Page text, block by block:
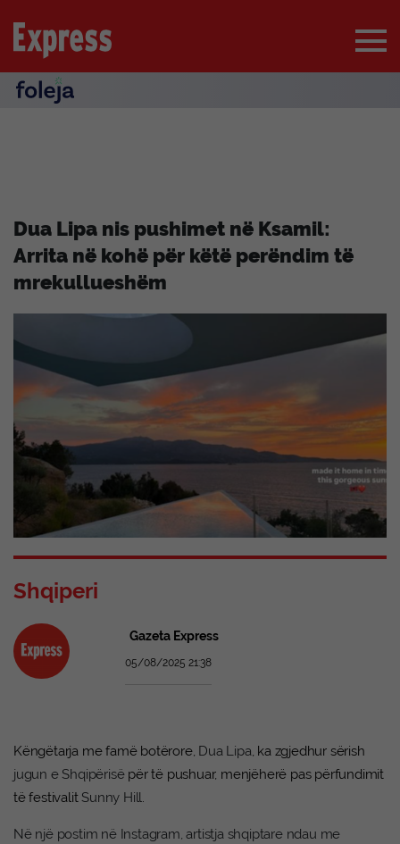
Dua Lipa nis pushimet në Ksamil:
Arrita në kohë për këtë perëndim të
mrekullueshëm
Shqiperi
Gazeta Express
05/08/2025 21:38
Këngëtarja me famë botërore, Dua Lipa, ka zgjedhur sërish
jugun e Shqipërisëpër të pushuar, menjëherë pas përfundimit
të festivalitSunny Hill.
Në një postim në Instagram, artistja shqiptare ndau me